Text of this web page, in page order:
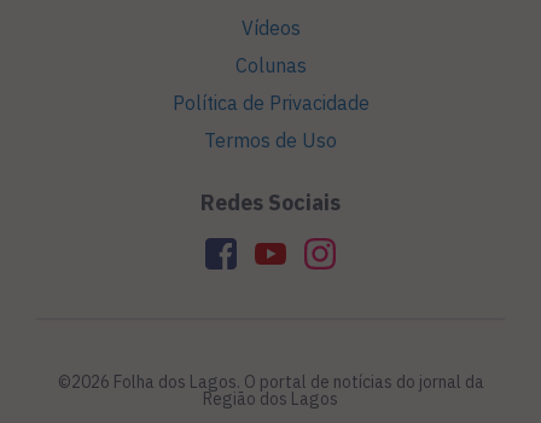
Vídeos
Colunas
Política de Privacidade
Termos de Uso
Redes Sociais
©2026 Folha dos Lagos. O portal de notícias do jornal da
Região dos Lagos